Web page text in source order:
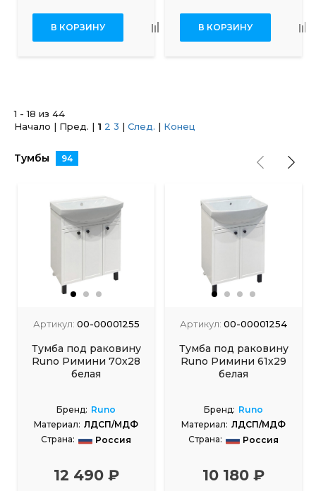
В КОРЗИНУ В КОРЗИНУ
1 - 18 из 44
Начало | Пред. | 1 2 3 | След. | Конец
Тумбы 94
Артикул: 00-00001255
Тумба под раковину
Runo Римини 70х28
белая
Бренд: Runo
Материал: ЛДСП/МДФ
Страна:
Россия
12 490 ₽
Артикул: 00-00001254
Тумба под раковину
Runo Римини 61х29
белая
Бренд: Runo
Материал: ЛДСП/МДФ
Страна:
Россия
10 180 ₽